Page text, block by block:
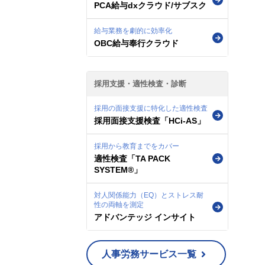
PCA給与dxクラウド/サブスク
給与業務を劇的に効率化
OBC給与奉行クラウド
採用支援・適性検査・診断
採用の面接支援に特化した適性検査
採用面接支援検査「HCi-AS」
採用から教育までをカバー
適性検査「TA PACK
SYSTEM®」
対人関係能力（EQ）とストレス耐
性の両軸を測定
アドバンテッジ インサイト
人事労務サービス一覧